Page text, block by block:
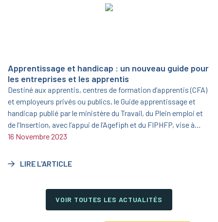
Apprentissage et handicap : un nouveau guide pour
les entreprises et les apprentis
Destiné aux apprentis, centres de formation d’apprentis (CFA)
et employeurs privés ou publics, le Guide apprentissage et
handicap publié par le ministère du Travail, du Plein emploi et
de l’Insertion, avec l’appui de l’Agefiph et du FIPHFP, vise à
informer et sensibiliser sur l’opportunité que représente
16 Novembre 2023
LIRE L'ARTICLE
VOIR TOUTES LES ACTUALITÉS